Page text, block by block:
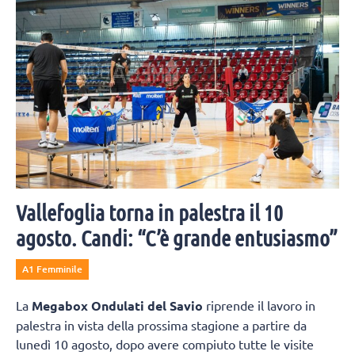
Vallefoglia torna in palestra il 10
agosto. Candi: “C’è grande entusiasmo”
A1 Femminile
La Megabox Ondulati del Savio riprende il lavoro in
palestra in vista della prossima stagione a partire da
lunedì 10 agosto, dopo avere compiuto tutte le visite